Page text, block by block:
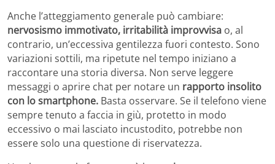
Anche l’atteggiamento generale può cambiare:
nervosismo immotivato, irritabilità improvvisa o, al
contrario, un’eccessiva gentilezza fuori contesto. Sono
variazioni sottili, ma ripetute nel tempo iniziano a
raccontare una storia diversa. Non serve leggere
messaggi o aprire chat per notare un rapporto insolito
con lo smartphone. Basta osservare. Se il telefono viene
sempre tenuto a faccia in giù, protetto in modo
eccessivo o mai lasciato incustodito, potrebbe non
essere solo una questione di riservatezza.